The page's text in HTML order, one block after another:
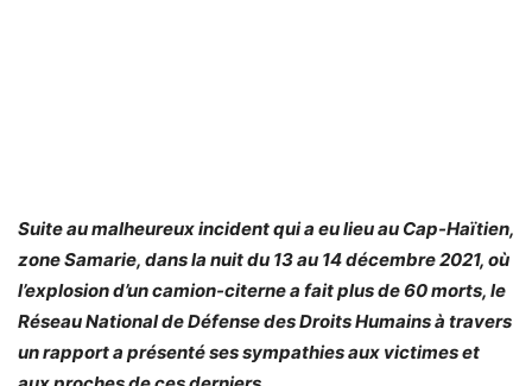
Suite au malheureux incident qui a eu lieu au Cap-Haïtien,
zone Samarie, dans la nuit du 13 au 14 décembre 2021, où
l’explosion d’un camion-citerne a fait plus de 60 morts, le
Réseau National de Défense des Droits Humains à travers
un rapport a présenté ses sympathies aux victimes et